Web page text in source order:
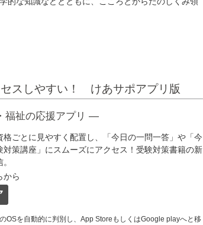
スしやすい！ けあサポアプリ版
福祉の応援アプリ ―
ごとに見やすく配置し、「今日の一問一答」や「今
策講座」にスムーズにアクセス！受験対策書籍の新
から
OSを自動的に判別し、App StoreもしくはGoogle playへと移